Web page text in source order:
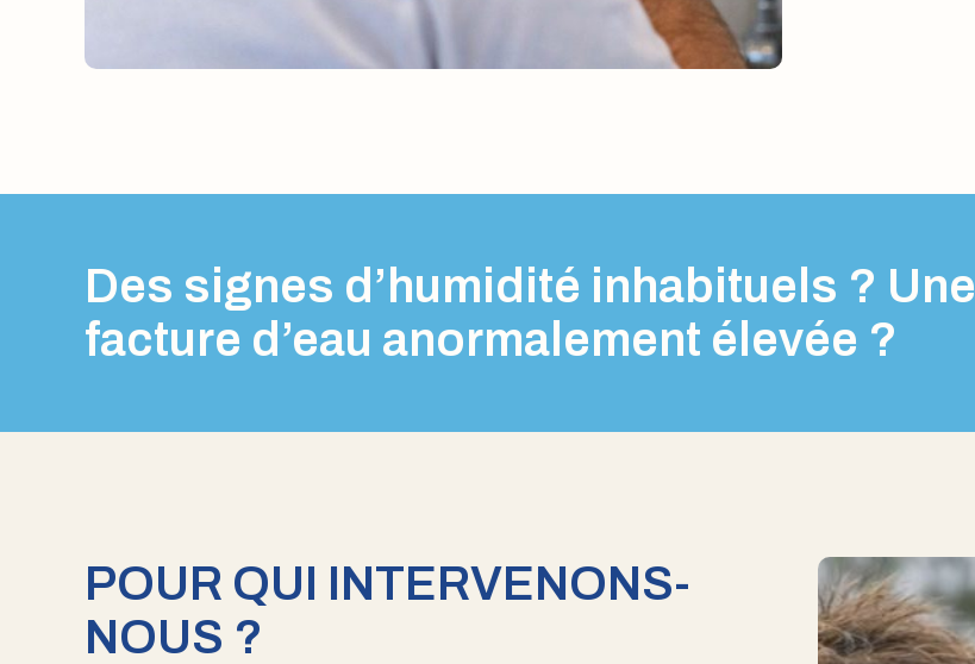
Des signes d’humidité inhabituels ? Une
facture d’eau anormalement élevée ?
POUR QUI INTERVENONS-
NOUS ?